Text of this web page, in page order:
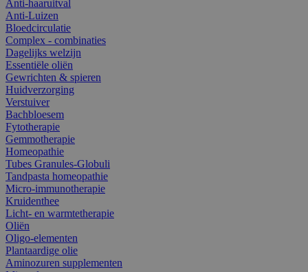
Anti-haaruitval
Anti-Luizen
Bloedcirculatie
Complex - combinaties
Dagelijks welzijn
Essentiële oliën
Gewrichten & spieren
Huidverzorging
Verstuiver
Bachbloesem
Fytotherapie
Gemmotherapie
Homeopathie
Tubes Granules-Globuli
Tandpasta homeopathie
Micro-immunotherapie
Kruidenthee
Licht- en warmtetherapie
Oliën
Oligo-elementen
Plantaardige olie
Aminozuren supplementen